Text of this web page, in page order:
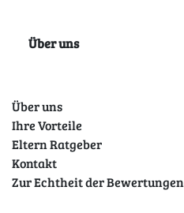
Über uns
Über uns
Ihre Vorteile
Eltern Ratgeber
Kontakt
Zur Echtheit der Bewertungen